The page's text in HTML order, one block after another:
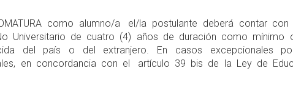
como alumno/a el/la postulante deberá contar con
Universitario de cuatro (4) años de duración como mínimo
del país o del extranjero. En casos excepcionales
en concordancia con el artículo 39 bis de la Ley de